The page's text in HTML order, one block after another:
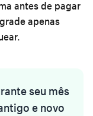
antes de pagar
apenas
seu mês
e novo